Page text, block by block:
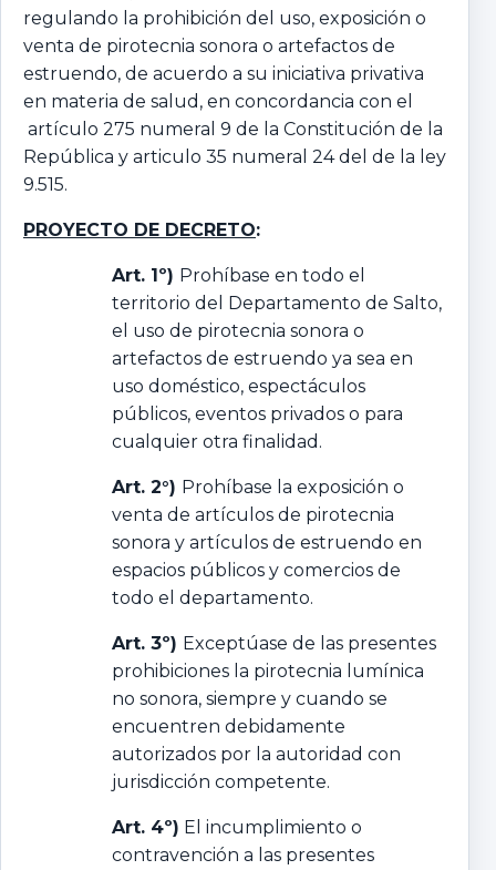
regulando la prohibición del uso, exposición o
venta de pirotecnia sonora o artefactos de
estruendo, de acuerdo a su iniciativa privativa
en materia de salud, en concordancia con el
artículo 275 numeral 9 de la Constitución de la
República y articulo 35 numeral 24 del de la ley
9.515.
PROYECTO DE DECRETO:
Art. 1º) Prohíbase en todo el
territorio del Departamento de Salto,
el uso de pirotecnia sonora o
artefactos de estruendo ya sea en
uso doméstico, espectáculos
públicos, eventos privados o para
cualquier otra finalidad.
Art. 2°) Prohíbase la exposición o
venta de artículos de pirotecnia
sonora y artículos de estruendo en
espacios públicos y comercios de
todo el departamento.
Art. 3º) Exceptúase de las presentes
prohibiciones la pirotecnia lumínica
no sonora, siempre y cuando se
encuentren debidamente
autorizados por la autoridad con
jurisdicción competente.
Art. 4º) El incumplimiento o
contravención a las presentes